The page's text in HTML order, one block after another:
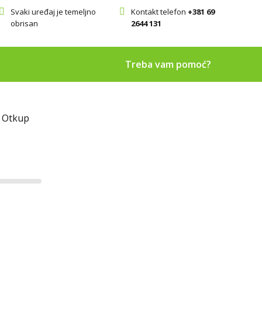
Svaki uređaj je temeljno
obrisan
Kontakt telefon +381 69
2644 131
Treba vam pomoć?